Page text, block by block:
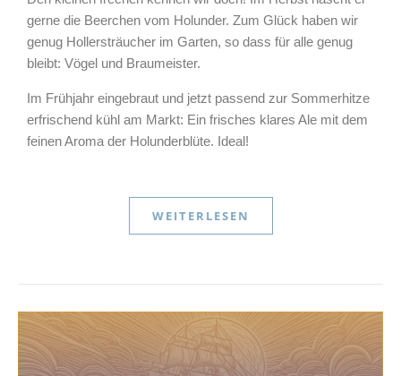
gerne die Beerchen vom Holunder. Zum Glück haben wir
genug Hollersträucher im Garten, so dass für alle genug
bleibt: Vögel und Braumeister.
Im Frühjahr eingebraut und jetzt passend zur Sommerhitze
erfrischend kühl am Markt: Ein frisches klares Ale mit dem
feinen Aroma der Holunderblüte. Ideal!
WEITERLESEN